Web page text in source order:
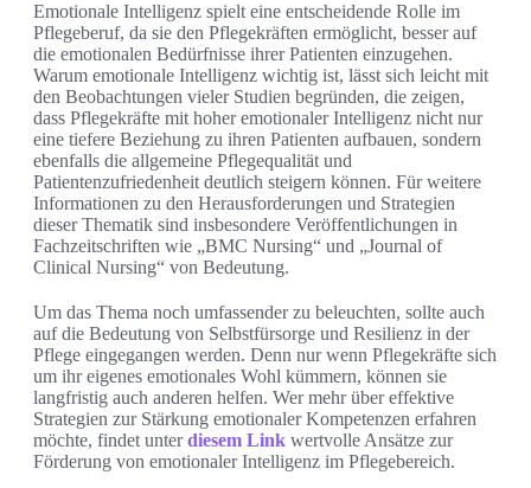
Emotionale Intelligenz spielt eine entscheidende Rolle im
Pflegeberuf, da sie den Pflegekräften ermöglicht, besser auf
die emotionalen Bedürfnisse ihrer Patienten einzugehen.
Warum emotionale Intelligenz wichtig ist, lässt sich leicht mit
den Beobachtungen vieler Studien begründen, die zeigen,
dass Pflegekräfte mit hoher emotionaler Intelligenz nicht nur
eine tiefere Beziehung zu ihren Patienten aufbauen, sondern
ebenfalls die allgemeine Pflegequalität und
Patientenzufriedenheit deutlich steigern können. Für weitere
Informationen zu den Herausforderungen und Strategien
dieser Thematik sind insbesondere Veröffentlichungen in
Fachzeitschriften wie „BMC Nursing“ und „Journal of
Clinical Nursing“ von Bedeutung.
Um das Thema noch umfassender zu beleuchten, sollte auch
auf die Bedeutung von Selbstfürsorge und Resilienz in der
Pflege eingegangen werden. Denn nur wenn Pflegekräfte sich
um ihr eigenes emotionales Wohl kümmern, können sie
langfristig auch anderen helfen. Wer mehr über effektive
Strategien zur Stärkung emotionaler Kompetenzen erfahren
möchte, findet unterdiesem Link wertvolle Ansätze zur
Förderung von emotionaler Intelligenz im Pflegebereich.